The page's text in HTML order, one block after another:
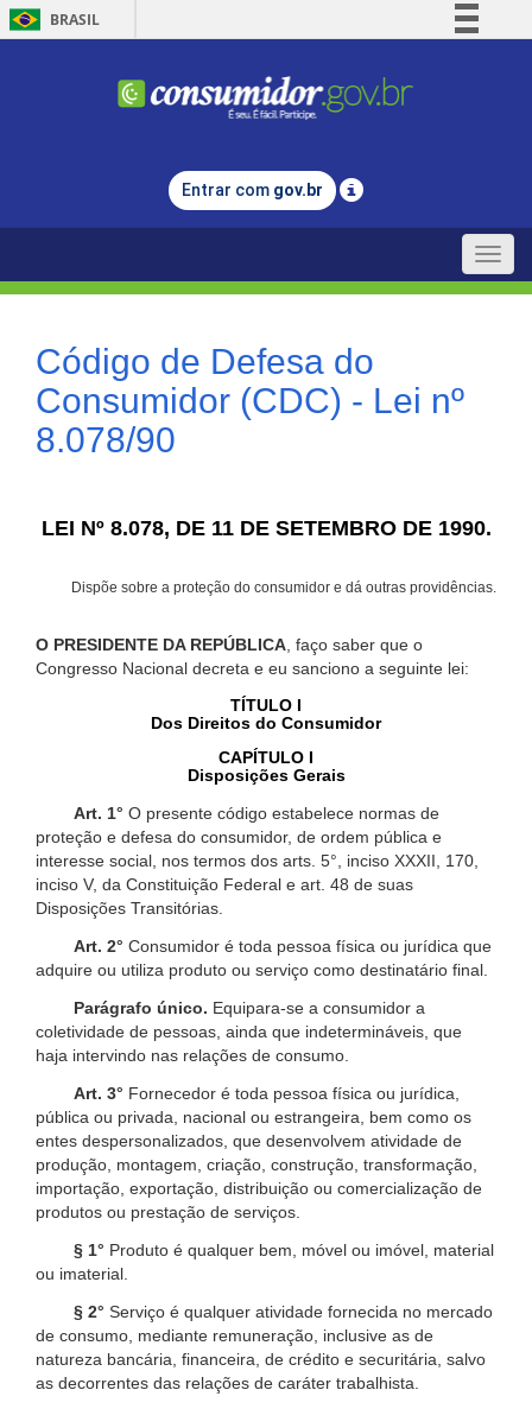
BRASIL
Comunica BR
Legislação
Entrar com gov.br
Toggle
Código de Defesa do
Consumidor (CDC) - Lei nº
8.078/90
LEI Nº 8.078, DE 11 DE SETEMBRO DE 1990.
Dispõe sobre a proteção do consumidor e dá outras providências.
O PRESIDENTE DA REPÚBLICA , faço saber que o
Congresso Nacional decreta e eu sanciono a seguinte lei:
TÍTULO I
Dos Direitos do Consumidor
CAPÍTULO I
Disposições Gerais
Art. 1° O presente código estabelece normas de
proteção e defesa do consumidor, de ordem pública e
interesse social, nos termos dos arts. 5°, inciso XXXII, 170,
inciso V, da Constituição Federal e art. 48 de suas
Disposições Transitórias.
Art. 2° Consumidor é toda pessoa física ou jurídica que
adquire ou utiliza produto ou serviço como destinatário final.
Parágrafo único. Equipara-se a consumidor a
coletividade de pessoas, ainda que indetermináveis, que
haja intervindo nas relações de consumo.
Art. 3° Fornecedor é toda pessoa física ou jurídica,
pública ou privada, nacional ou estrangeira, bem como os
entes despersonalizados, que desenvolvem atividade de
produção, montagem, criação, construção, transformação,
importação, exportação, distribuição ou comercialização de
produtos ou prestação de serviços.
§ 1° Produto é qualquer bem, móvel ou imóvel, material
ou imaterial.
§ 2° Serviço é qualquer atividade fornecida no mercado
de consumo, mediante remuneração, inclusive as de
natureza bancária, financeira, de crédito e securitária, salvo
as decorrentes das relações de caráter trabalhista.